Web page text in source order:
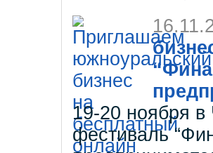
19-20 ноября в
фестиваль